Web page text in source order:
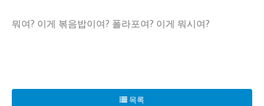
뭐여? 이게 볶음밥이여? 폴라포여? 이게 뭐시여?
한 외국인은 "편의점에 갈 때마다 놀라움이 목격된다"며 그
목록